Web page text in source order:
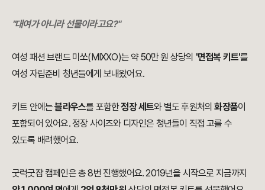
"대여가 아니라 선물이라고요?"
여성 패션 브랜드 미쏘(MIXXO)는 약 50만 원 상당의 '면접복 키트'를
여성 자립준비 청년들에게 보내왔어요.
키트 안에는블라우스를 포함한정장 세트와 별도 후원처의 화장품이
포함되어 있어요. 정장 사이즈와 디자인은 청년들이 직접 고를 수
있도록 배려했어요.
굿럭굿잡 캠페인은 총 8번 진행했어요. 2019년을 시작으로 지금까지